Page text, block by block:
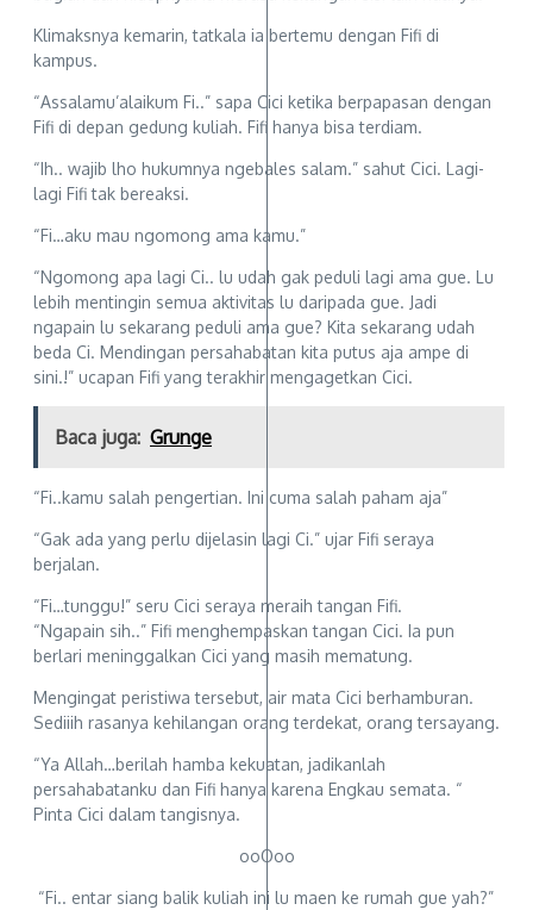
Klimaksnya kemarin, tatkala ia bertemu dengan Fifi di
kampus.
“Assalamu’alaikum Fi..” sapa Cici ketika berpapasan dengan
Fifi di depan gedung kuliah. Fifi hanya bisa terdiam.
“Ih.. wajib lho hukumnya ngebales salam.” sahut Cici. Lagi-
lagi Fifi tak bereaksi.
“Fi…aku mau ngomong ama kamu.”
“Ngomong apa lagi Ci.. lu udah gak peduli lagi ama gue. Lu
lebih mentingin semua aktivitas lu daripada gue. Jadi
ngapain lu sekarang peduli ama gue? Kita sekarang udah
beda Ci. Mendingan persahabatan kita putus aja ampe di
sini.!” ucapan Fifi yang terakhir mengagetkan Cici.
Baca juga: Grunge
“Fi..kamu salah pengertian. Ini cuma salah paham aja”
“Gak ada yang perlu dijelasin lagi Ci.” ujar Fifi seraya
berjalan.
“Fi…tunggu!” seru Cici seraya meraih tangan Fifi.
“Ngapain sih..” Fifi menghempaskan tangan Cici. Ia pun
berlari meninggalkan Cici yang masih mematung.
Mengingat peristiwa tersebut, air mata Cici berhamburan.
Sediiih rasanya kehilangan orang terdekat, orang tersayang.
“Ya Allah…berilah hamba kekuatan, jadikanlah
persahabatanku dan Fifi hanya karena Engkau semata. “
Pinta Cici dalam tangisnya.
ooOoo
“Fi.. entar siang balik kuliah ini lu maen ke rumah gue yah?”